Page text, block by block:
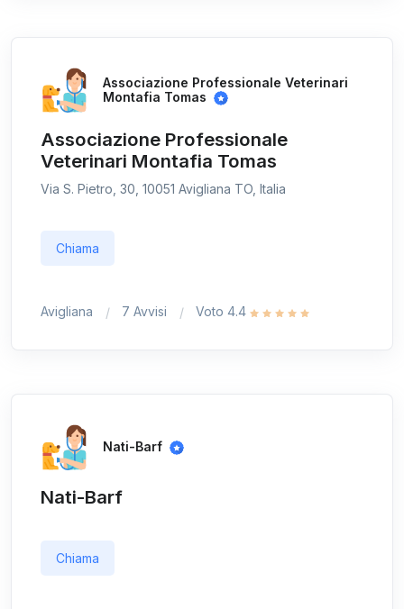
Associazione Professionale Veterinari
Montafia Tomas
Associazione Professionale
Veterinari Montafia Tomas
Via S. Pietro, 30, 10051 Avigliana TO, Italia
Chiama
Avigliana 7 Avvisi Voto 4.4
Nati-Barf
Nati-Barf
Chiama